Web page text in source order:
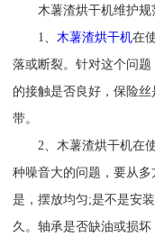
木薯渣烘干机维护规
1、 木薯渣烘干机在
落或断裂。针对这个问
的接触是否良好，保险
带。
2、木薯渣烘干机在使
种噪音大的问题，要从
是，摆放均匀;是不是安
久。轴承是否缺油或损